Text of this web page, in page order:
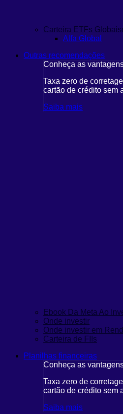
Carteira ETFs Globais
Alfa Global
Outras recomendações
Conheça as
Taxa zero de
cartão de crédito sem
Saiba mais
Ebook Da Meta Ao
Onde investir
Onde investir em
Carteira de FIIs
Planilhas financeiras
Conheça as
Taxa zero de
cartão de crédito sem
Saiba mais